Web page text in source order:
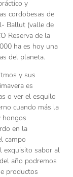
y
cordobesas de
Ballut (valle de
Reserva de la
ha es hoy una
del planeta.
y sus
es
o ver el esquilo
cuando más la
hongos
en la
campo
exquisito sabor al
año podremos
productos